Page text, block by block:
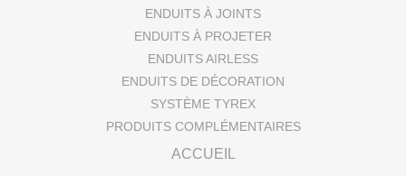
ENDUITS À JOINTS
ENDUITS À PROJETER
ENDUITS AIRLESS
ENDUITS DE DÉCORATION
SYSTÈME TYREX
PRODUITS COMPLÉMENTAIRES
ACCUEIL